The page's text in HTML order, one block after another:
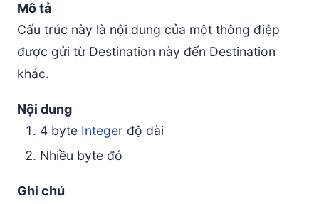
Mô tả
Cấu trúc này là nội dung của một thông điệp
được gửi từ Destination này đến Destination
khác.
Nội dung
4 byte Integer độ dài
Nhiều byte đó
Ghi chú